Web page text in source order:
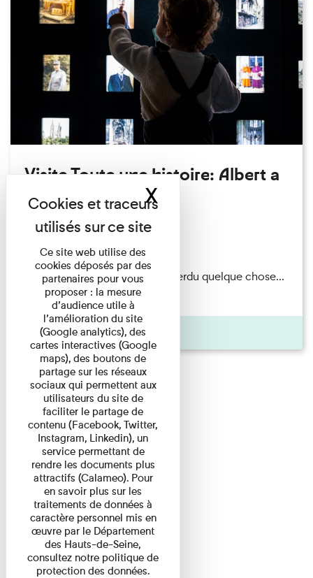
Visite Toute une histoire: Albert a
perdu son chapeau!
Exposition permanente
Du 15/08/2026 au 15/08/2026
Il semblerait qu’Albert Kahn a perdu quelque chose...
Accompagnés d’une ...
Agenda
Ce site web utilise des
cookies déposés par des
partenaires pour vous
proposer : la mesure
d’audience utile à
l’amélioration du site
(Google analytics), des
cartes interactives (Google
maps), des boutons de
partage sur les réseaux
sociaux qui permettent aux
utilisateurs du site de
faciliter le partage de
contenu (Facebook, Twitter,
Instagram, Linkedin), un
service permettant de
rendre les documents plus
attractifs (Calameo). Pour
en savoir plus sur les
traitements de données à
caractère personnel mis en
œuvre par le Département
des Hauts-de-Seine,
consultez notre politique de
protection des données.
XMasquer le